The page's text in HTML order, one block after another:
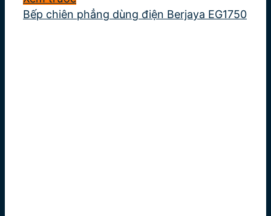
Bếp chiên phẳng dùng điện Berjaya EG1750